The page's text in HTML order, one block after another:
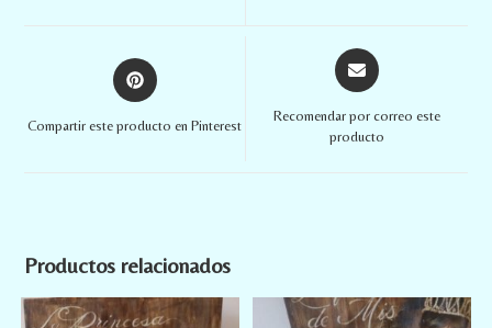
Compartir este producto en Pinterest
Recomendar por correo este
producto
Productos relacionados